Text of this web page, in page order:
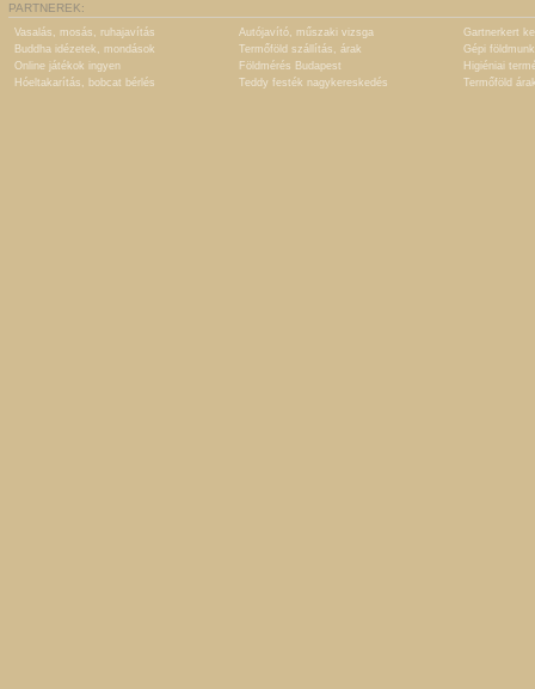
PARTNEREK:
Vasalás, mosás, ruhajavítás Autójavító, műszaki vizsga
Gartnerkert
Buddha idézetek, mondások
Termőföld szállítás, árak
Gépi
Online játékok ingyen
Földmérés Budapest
Higiéniai
Hóeltakarítás, bobcat bérlés
Teddy festék nagykereskedés Termőföld